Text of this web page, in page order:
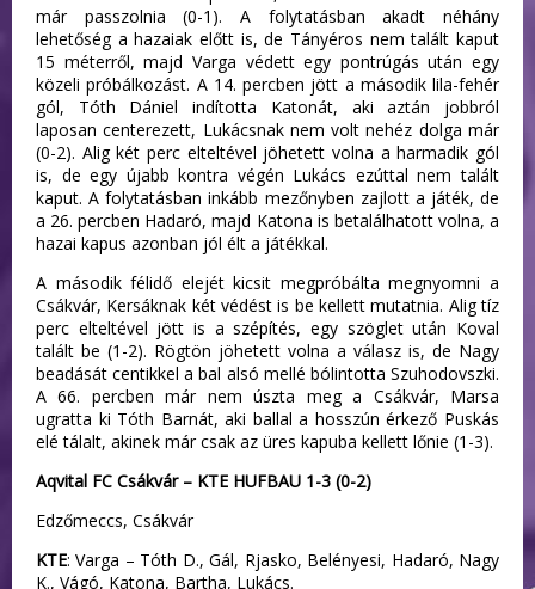
már passzolnia (0-1). A folytatásban akadt néhány
lehetőség a hazaiak előtt is, de Tányéros nem talált kaput
15 méterről, majd Varga védett egy pontrúgás után egy
közeli próbálkozást. A 14. percben jött a második lila-fehér
gól, Tóth Dániel indította Katonát, aki aztán jobbról
laposan centerezett, Lukácsnak nem volt nehéz dolga már
(0-2). Alig két perc elteltével jöhetett volna a harmadik gól
is, de egy újabb kontra végén Lukács ezúttal nem talált
kaput. A folytatásban inkább mezőnyben zajlott a játék, de
a 26. percben Hadaró, majd Katona is betalálhatott volna, a
hazai kapus azonban jól élt a játékkal.
A második félidő elejét kicsit megpróbálta megnyomni a
Csákvár, Kersáknak két védést is be kellett mutatnia. Alig tíz
perc elteltével jött is a szépítés, egy szöglet után Koval
talált be (1-2). Rögtön jöhetett volna a válasz is, de Nagy
beadását centikkel a bal alsó mellé bólintotta Szuhodovszki.
A 66. percben már nem úszta meg a Csákvár, Marsa
ugratta ki Tóth Barnát, aki ballal a hosszún érkező Puskás
elé tálalt, akinek már csak az üres kapuba kellett lőnie (1-3).
Aqvital FC Csákvár – KTE HUFBAU 1-3 (0-2)
Edzőmeccs, Csákvár
KTE: Varga – Tóth D., Gál, Rjasko, Belényesi, Hadaró, Nagy
K., Vágó, Katona, Bartha, Lukács.